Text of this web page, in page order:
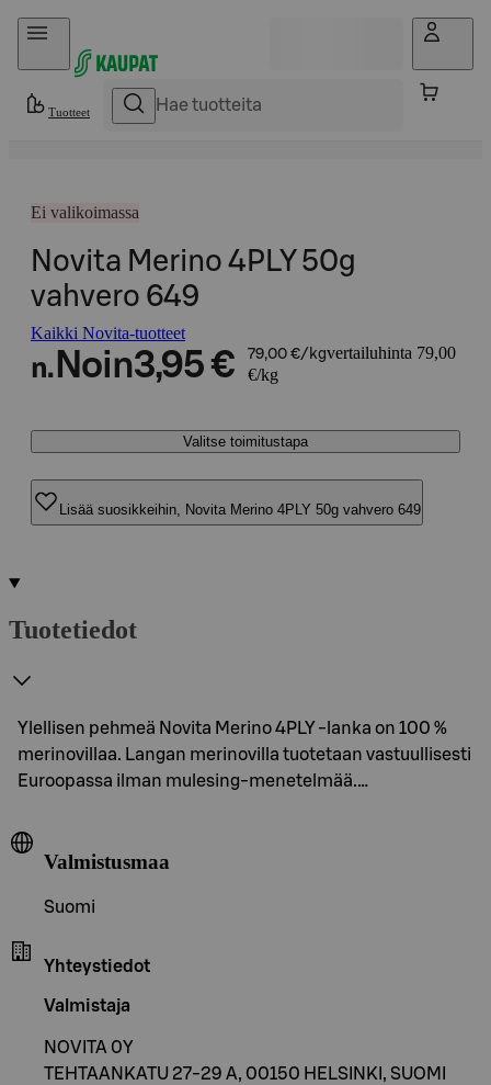
Hyppää sisältöön
Tuotteet
Ei valikoimassa
Novita Merino 4PLY 50g
vahvero 649
Kaikki Novita-tuotteet
n. Noin3,95 € 79,00 €/kgvertailuhinta 79,00
€/kg
Valitse toimitustapa
Lisää suosikkeihin, Novita Merino 4PLY 50g vahvero 649
Tuotetiedot
Ylellisen pehmeä Novita Merino 4PLY -lanka on 100 %
merinovillaa. Langan merinovilla tuotetaan vastuullisesti
Euroopassa ilman mulesing-menetelmää.…
Valmistusmaa
Suomi
Yhteystiedot
Valmistaja
NOVITA 0Y
TEHTAANKATU 27-29 A, 00150 HELSINKI, SUOMI